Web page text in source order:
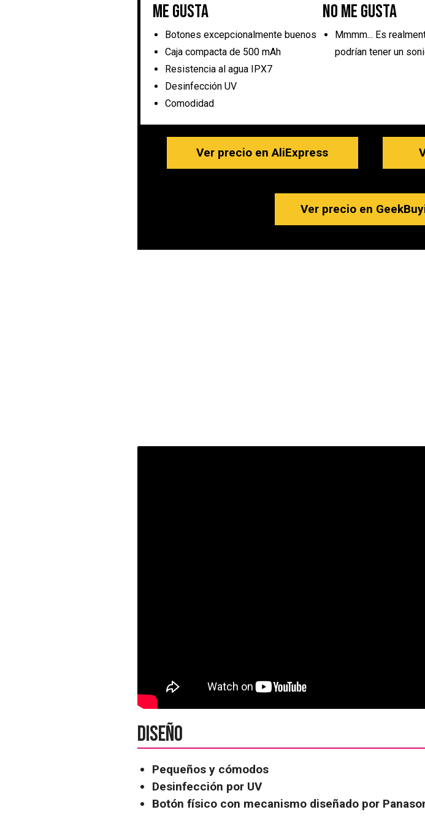
Me gusta
Botones excepcionalmente buenos
Caja compacta de 500 mAh
Resistencia al agua IPX7
Desinfección UV
Comodidad
No me gusta
Mmmm... Es
podrían tener un
Ver precio en AliExpress
Ver precio en
Diseño
Pequeños y cómodos
Desinfección por UV
Botón físico con mecanismo diseñado por